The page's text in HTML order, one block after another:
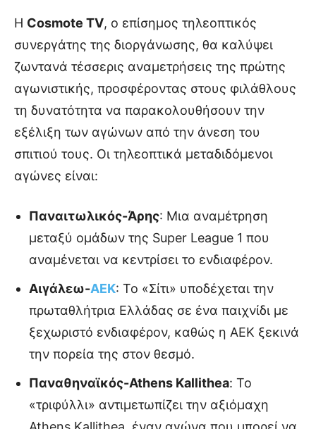
Η Cosmote TV, o επίσημος τηλεοπτικός
συνεργάτης της διοργάνωσης, θα καλύψει
ζωντανά τέσσερις αναμετρήσεις της πρώτης
αγωνιστικής, προσφέροντας στους φιλάθλους
τη δυνατότητα να παρακολουθήσουν την
εξέλιξη των αγώνων από την άνεση του
σπιτιού τους. Οι τηλεοπτικά μεταδιδόμενοι
αγώνες είναι:
Παναιτωλικός-Άρης: Μια αναμέτρηση
μεταξύ ομάδων της Super League 1 που
αναμένεται να κεντρίσει το ενδιαφέρον.
Αιγάλεω-ΑΕΚ: Το «Σίτι» υποδέχεται την
πρωταθλήτρια Ελλάδας σε ένα παιχνίδι με
ξεχωριστό ενδιαφέρον, καθώς η ΑΕΚ ξεκινά
την πορεία της στον θεσμό.
Παναθηναϊκός-Athens Kallithea: Το
«τριφύλλι» αντιμετωπίζει την αξιόμαχη